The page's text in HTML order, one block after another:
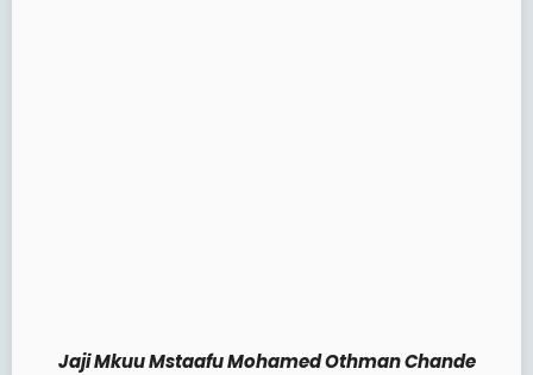
Jaji Mkuu Mstaafu Mohamed Othman Chande